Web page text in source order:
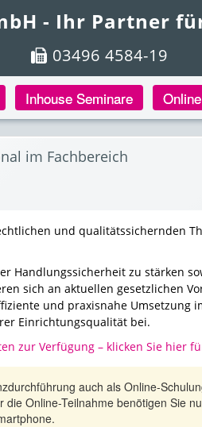
- Ihr Partner
03496 4584-19
Inhouse Seminare
im Fachbereich
und qualitätssichernden
Handlungssicherheit zu stärken
sich an aktuellen gesetzlichen
und praxisnahe Umsetzung
Einrichtungsqualität bei.
zur Verfügung – klicken Sie hier
auch als Online-
Online-Teilnahme benötigen Sie